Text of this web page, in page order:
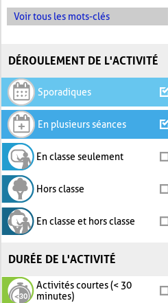
Voir tous les mots-clés
DÉROULEMENT DE L'ACTIVITÉ
Sporadiques
En plusieurs séances
En classe seulement
Hors classe
En classe et hors classe
DURÉE DE L'ACTIVITÉ
Activités courtes (< 30
minutes)